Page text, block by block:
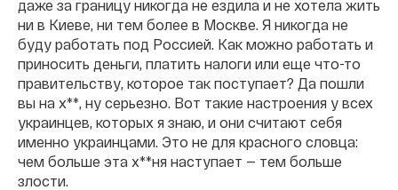
даже за границу никогда не ездила и не хотела жить
ни в Киеве, ни тем более в Москве. Я никогда не
буду работать под Россией. Как можно работать и
приносить деньги, платить налоги или еще что-то
правительству, которое так поступает? Да пошли
вы на х**, ну серьезно. Вот такие настроения у всех
украинцев, которых я знаю, и они считают себя
именно украинцами. Это не для красного словца:
чем больше эта х**ня наступает — тем больше
злости.